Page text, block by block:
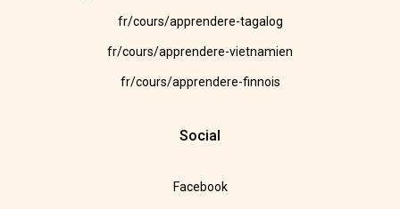
fr/cours/apprendere-tagalog
fr/cours/apprendere-vietnamien
fr/cours/apprendere-finnois
Social
Facebook